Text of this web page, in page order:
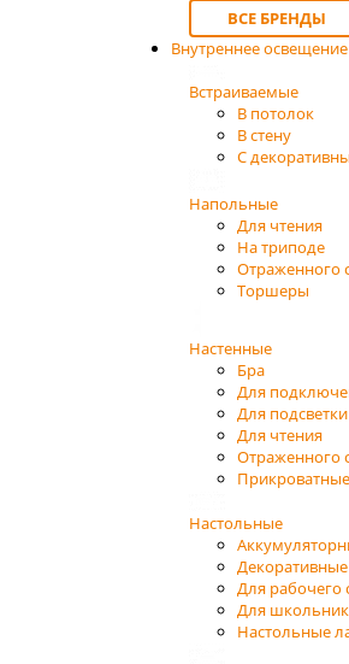
ВСЕ БРЕНДЫ
Внутреннее освещение
Встраиваемые
В потолок
В стену
С
Напольные
Для чтения
На триподе
Отраженного
Торшеры
Настенные
Бра
Для
Для
Для чтения
Отраженного
Прикроватные
Настольные
Декоративные
Для рабочего
Для
Настольные